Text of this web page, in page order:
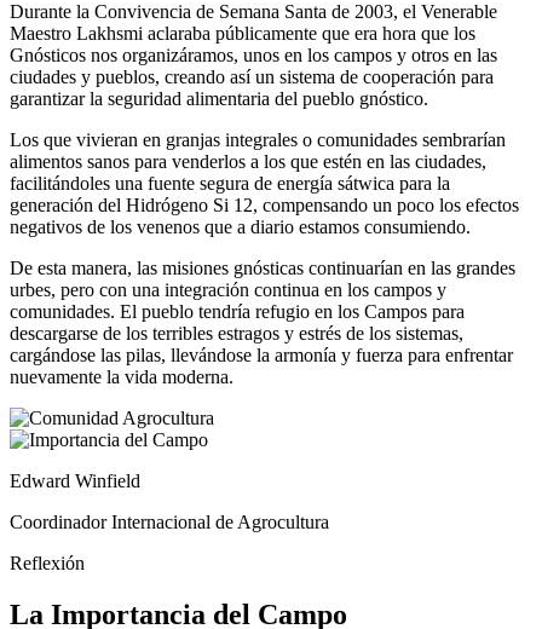
Durante la Convivencia de Semana Santa de 2003, el Venerable
Maestro Lakhsmi aclaraba públicamente que era hora que los
Gnósticos nos organizáramos, unos en los campos y otros en las
ciudades y pueblos, creando así un sistema de cooperación para
garantizar la seguridad alimentaria del pueblo gnóstico.
Los que vivieran en granjas integrales o comunidades sembrarían
alimentos sanos para venderlos a los que estén en las ciudades,
facilitándoles una fuente segura de energía sátwica para la
generación del Hidrógeno Si 12, compensando un poco los efectos
negativos de los venenos que a diario estamos consumiendo.
De esta manera, las misiones gnósticas continuarían en las grandes
urbes, pero con una integración continua en los campos y
comunidades. El pueblo tendría refugio en los Campos para
descargarse de los terribles estragos y estrés de los sistemas,
cargándose las pilas, llevándose la armonía y fuerza para enfrentar
nuevamente la vida moderna.
Edward Winfield
Coordinador Internacional de Agrocultura
Reflexión
La Importancia del Campo